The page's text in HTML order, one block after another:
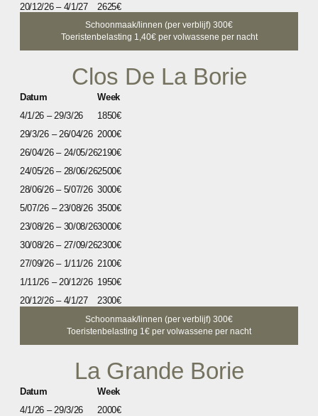
20/12/26 – 4/1/27
2625€
Schoonmaak/linnen (per verblijf) 300€
Toeristenbelasting 1,40€ per volwassene per nacht
Clos De La Borie
Datum
4/1/26 – 29/3/26
29/3/26 – 26/04/26
26/04/26 – 24/05/26
24/05/26 – 28/06/26
28/06/26 – 5/07/26
5/07/26 – 23/08/26
23/08/26 – 30/08/26
30/08/26 – 27/09/26
27/09/26 – 1/11/26
1/11/26 – 20/12/26
20/12/26 – 4/1/27
Week
1850€
2000€
2190€
2500€
3000€
3500€
3000€
2300€
2100€
1950€
2300€
Schoonmaak/linnen (per verblijf) 300€
Toeristenbelasting 1€ per volwassene per nacht
La Grande Borie
Datum
4/1/26 – 29/3/26
Week
2000€